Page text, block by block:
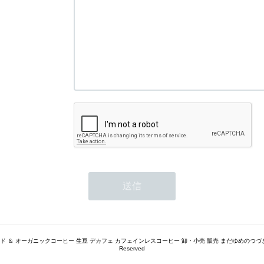
＆ オーガニックコーヒー 生豆 デカフェ カフェインレスコーヒー 卸・小売 販売 まだゆめのつづ
Reserved